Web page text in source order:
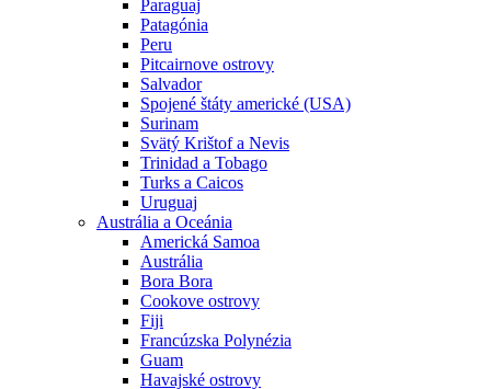
Paraguaj
Patagónia
Peru
Pitcairnove ostrovy
Salvador
Spojené štáty americké (USA)
Surinam
Svätý Krištof a Nevis
Trinidad a Tobago
Turks a Caicos
Uruguaj
Austrália a Oceánia
Americká Samoa
Austrália
Bora Bora
Cookove ostrovy
Fiji
Francúzska Polynézia
Guam
Havajské ostrovy